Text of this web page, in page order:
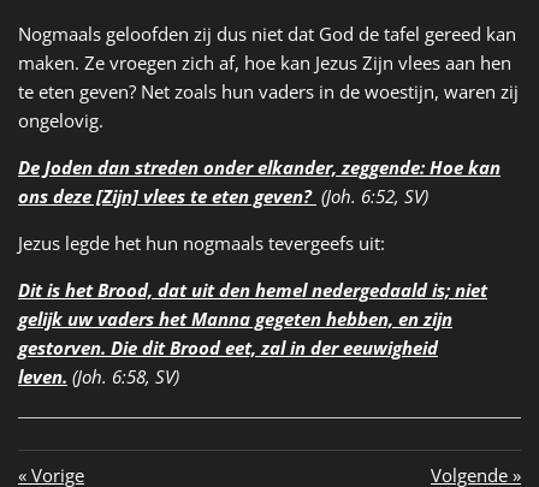
Nogmaals geloofden zij dus niet dat God de tafel gereed kan
maken. Ze vroegen zich af, hoe kan Jezus Zijn vlees aan hen
te eten geven? Net zoals hun vaders in de woestijn, waren zij
ongelovig.
De Joden dan streden onder elkander, zeggende: Hoe kan
ons deze [Zijn] vlees te eten geven? (Joh. 6:52, SV)
Jezus legde het hun nogmaals tevergeefs uit:
Dit is het Brood, dat uit den hemel nedergedaald is; niet
gelijk uw vaders het Manna gegeten hebben, en zijn
gestorven. Die dit Brood eet, zal in der eeuwigheid
leven. (Joh. 6:58, SV)
« Vorige Volgende »